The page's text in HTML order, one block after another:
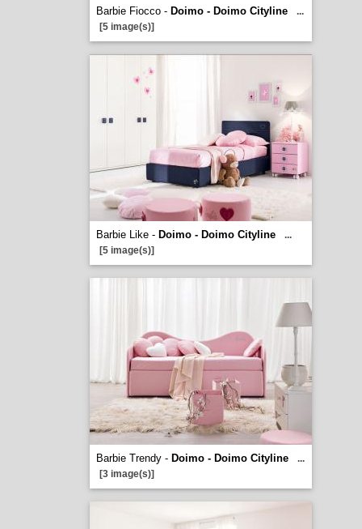
Barbie Fiocco - Doimo - Doimo Cityline
...
[5 image(s)]
Barbie Like - Doimo - Doimo Cityline
...
[5 image(s)]
Barbie Trendy - Doimo - Doimo Cityline
...
[3 image(s)]